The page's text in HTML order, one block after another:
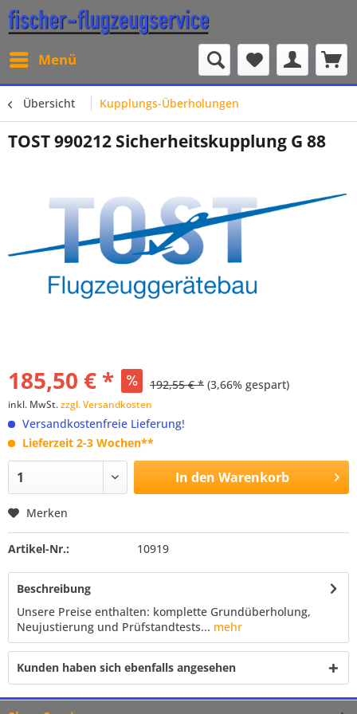
Menü
Übersicht Kupplungs-Überholungen
TOST 990212 Sicherheitskupplung G 88
185,50 € * 192,55 € * (3,66% gespart)
inkl. MwSt.zzgl. Versandkosten
Versandkostenfreie Lieferung!
Lieferzeit 2-3 Wochen**
In den Warenkorb
Merken
Artikel-Nr.: 10919
Beschreibung
Unsere Preise enthalten: komplette Grundüberholung,
Neujustierung und Prüfstandtests... mehr
Kunden haben sich ebenfalls angesehen